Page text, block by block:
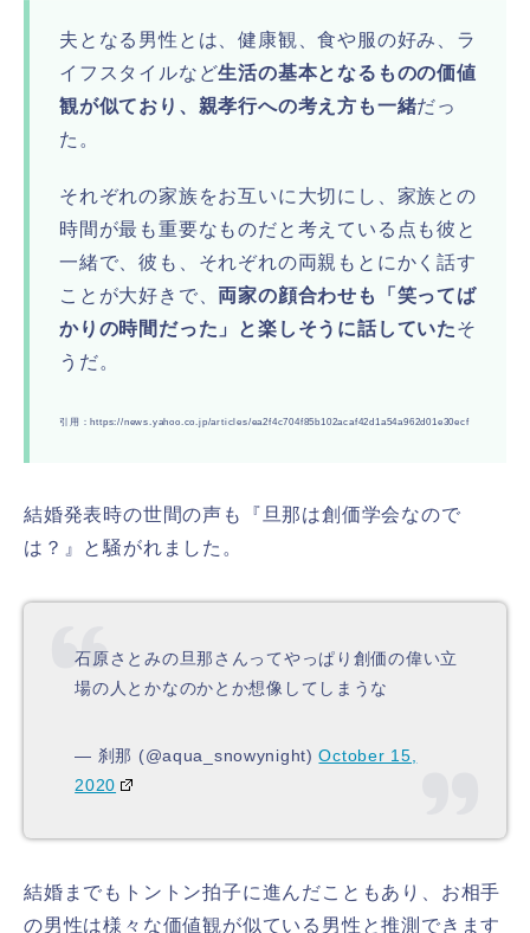
夫となる男性とは、健康観、食や服の好み、ラ
イフスタイルなど生活の基本となるものの価値
観が似ており、親孝行への考え方も一緒だっ
た。
それぞれの家族をお互いに大切にし、家族との
時間が最も重要なものだと考えている点も彼と
一緒で、彼も、それぞれの両親もとにかく話す
ことが大好きで、 両家の顔合わせも「笑ってば
かりの時間だった」と楽しそうに話していたそ
うだ。
引用：https://news.yahoo.co.jp/articles/ea2f4c704f85b102acaf42d1a54a962d01e30ecf
結婚発表時の世間の声も『旦那は創価学会なので
は？』と騒がれました。
石原さとみの旦那さんってやっぱり創価の偉い立
場の人とかなのかとか想像してしまうな
— 刹那 (@aqua_snowynight)October 15,
2020
結婚までもトントン拍子に進んだこともあり、お相手
の男性は様々な価値観が似ている男性と推測できます